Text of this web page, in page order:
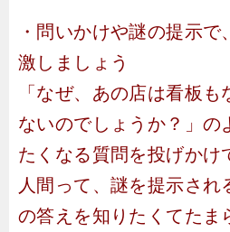
・問いかけや謎の提示で
激しましょう
「なぜ、あの店は看板も
ないのでしょうか？」の
たくなる質問を投げかけ
人間って、謎を提示され
の答えを知りたくてたま